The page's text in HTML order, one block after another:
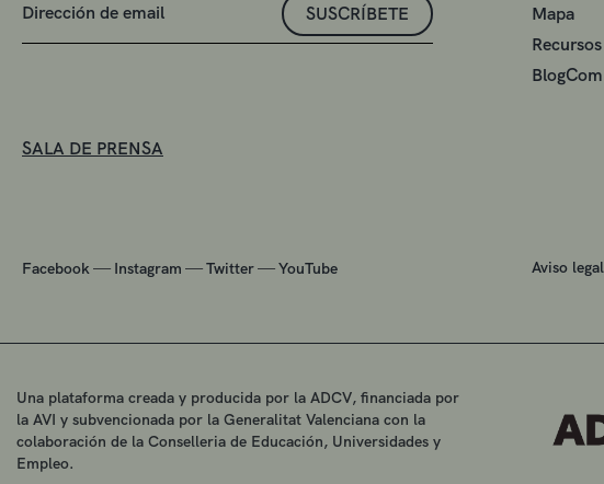
SUSCRÍBETE
SALA DE PRENSA
Facebook — Instagram —Twitter—YouTube
Mapa
Recursos
BlogCom
Aviso legal
Una plataforma creada y producida por la ADCV, financiada por
la AVI y subvencionada por la Generalitat Valenciana con la
colaboración de la Conselleria de Educación, Universidades y
Empleo.